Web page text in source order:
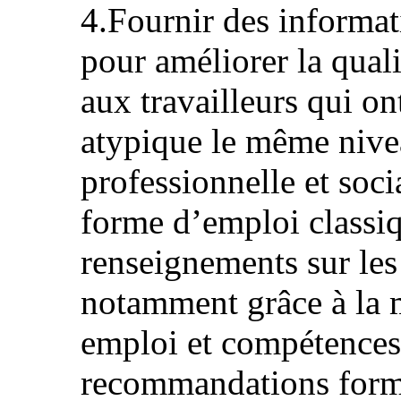
4.Fournir des
pour améliorer la
aux travailleurs qui
atypique le même
professionnelle et
forme d’emploi
renseignements sur
notamment grâce à la
emploi et
recommandations